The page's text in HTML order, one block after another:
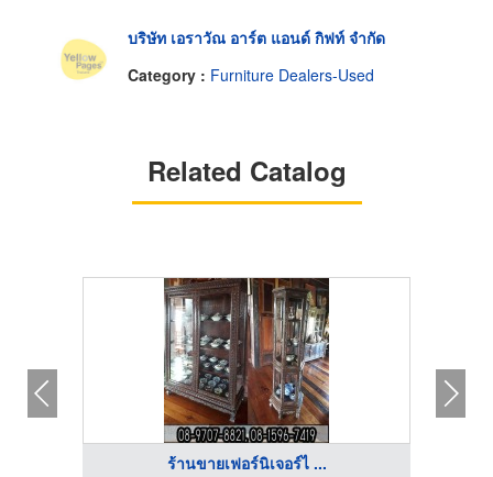
บริษัท เอราวัณ อาร์ต แอนด์ กิฟท์ จำกัด
Category : Furniture Dealers-Used
Related Catalog
ร้านขายเฟอร์นิเจอร์ไ ...